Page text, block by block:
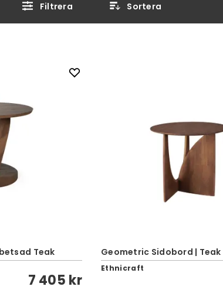
Filtrera Sortera
Teak
7 405 kr
Geometric Sidobord | Teak
Ethnicraft